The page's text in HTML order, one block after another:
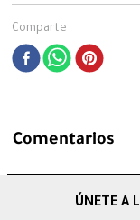
Comparte
Comentarios